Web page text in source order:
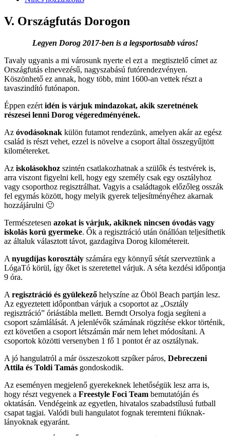
V. Országfutás Dorogon
Legyen Dorog 2017-ben is a legsportosabb város!
Tavaly ugyanis a mi városunk nyerte el ezt a megtisztelő címet az
Országfutás elnevezésű, nagyszabású futórendezvényen.
Köszönhető ez annak, hogy több, mint 1600-an vettek részt a
tavaszindító futónapon.
Éppen ezért idén is várjuk mindazokat, akik szeretnének
részesei lenni Dorog végeredményének.
Az óvodásoknak külön futamot rendezünk, amelyen akár az egész
család is részt vehet, ezzel is növelve a csoport által összegyűjtött
kilométereket.
Az iskolásokhoz szintén csatlakozhatnak a szülők és testvérek is,
arra viszont figyelni kell, hogy egy személy csak egy osztályhoz
vagy csoporthoz regisztrálhat. Vagyis a családtagok előzőleg osszák
fel egymás között, hogy melyik gyerek teljesítményéhez akarnak
hozzájárulni 🙂
Természetesen azokat is várjuk, akiknek nincsen óvodás vagy
iskolás korú gyermeke. Ők a regisztráció után önállóan teljesíthetik
az általuk választott távot, gazdagítva Dorog kilométereit.
A nyugdíjas korosztály számára egy könnyű sétát szerveztünk a
LógaTó körül, így őket is szeretettel várjuk. A séta kezdési időpontja
9 óra.
A regisztráció és gyülekező helyszíne az Öböl Beach partján lesz.
Az egyeztetett időpontban várjuk a csoportot az „Osztály
regisztráció” óriástábla mellett. Berndt Orsolya fogja segíteni a
csoport számlálását. A jelenlévők számának rögzítése ekkor történik,
ezt követően a csoport létszámán már nem lehet módosítani. A
csoportok közötti versenyben 1 fő 1 pontot ér az osztálynak.
A jó hangulatról a már összeszokott szpíker páros, Debreczeni
Attila és Toldi Tamás gondoskodik.
Az eseményen megjelenő gyerekeknek lehetőségük lesz arra is,
hogy részt vegyenek a Freestyle Foci Team bemutatóján és
oktatásán. Vendégeink az egyetlen, hivatalos szabadstílusú futball
csapat tagjai. Valódi buli hangulatot fognak teremteni fiúknak-
lányoknak egyaránt.